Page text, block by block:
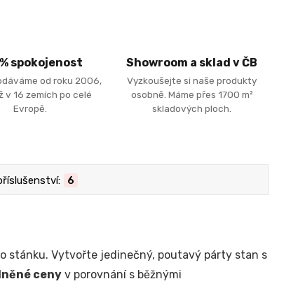
spokojenost
od roku 2006,
v 16 zemích po celé
Evropě.
Showroom a sklad v ČB
Vyzkoušejte si naše produkty
osobně. Máme přes 1700 m²
skladových ploch.
6
stánku. Vytvořte jedinečný, poutavý párty stan s
cenyv porovnání s běžnými